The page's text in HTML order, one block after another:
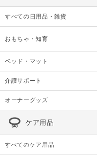
すべての日用品・雑貨
おもちゃ・知育
ベッド・マット
介護サポート
オーナーグッズ
ケア用品
すべてのケア用品